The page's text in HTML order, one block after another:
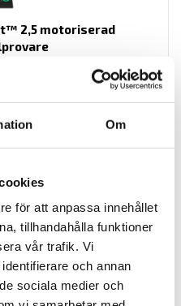
Om
för att anpassa innehållet
tillhandahålla funktioner
vår trafik. Vi
och annan
sociala medier och
2,5 motoriserad
material och produktprovning
från 2,5 N upp till 2500 N
5,0 motoriserad